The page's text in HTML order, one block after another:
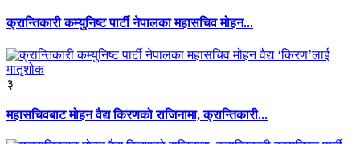
क्रान्तिकारी कम्युनिष्ट पार्टी नेपालका महासचिव मोहन...
३
महासचिवबाट मोहन वैद्य किरणको राजिनामा, क्रान्तिकारी...